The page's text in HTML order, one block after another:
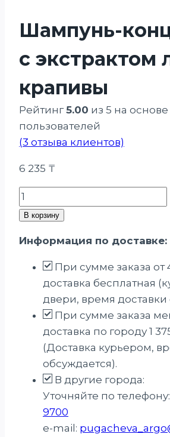
Шампунь-
с экстрактом
крапивы
Рейтинг5.00 из 5 на
пользователей
(3 отзыва клиентов)
6 235 ₸
Количество
товара
концентрат
экстрактом
листьев
крапивы
В корзину
Информация по доставке:
При сумме заказа от
доставка бесплатная
двери, время доставки
При сумме заказа
доставка по городу 1
(Доставка курьером,
обсуждается).
В другие города:
Уточняйте по телефону:
9700
e-mail: